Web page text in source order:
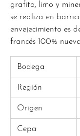
grafito, limo y
se realiza en
envejecimiento es
francés 100%
Bodega
Región
Origen
Cepa